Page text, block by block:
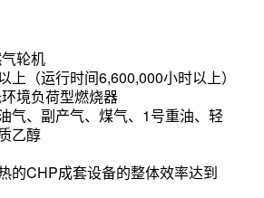
轮机
上（运行时间6,600,000小时以上）
境负荷型燃烧器
气、副产气、煤气、1号重油、轻
乙醇
的CHP成套设备的整体效率达到